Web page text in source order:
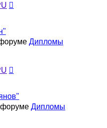
Дипломы
Дипломы